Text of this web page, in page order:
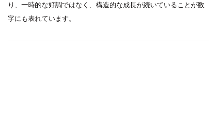
り、一時的な好調ではなく、構造的な成長が続いていることが数
字にも表れています。